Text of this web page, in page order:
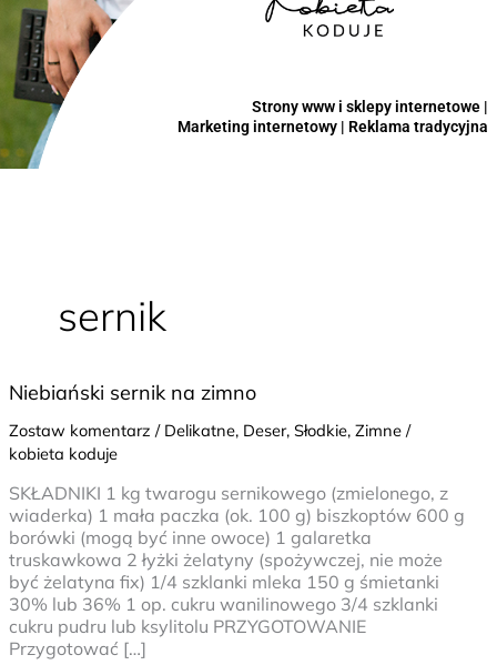
Strony www i sklepy internetowe |
Marketing internetowy | Reklama tradycyjna
sernik
Niebiański sernik na zimno
Zostaw komentarz / Delikatne, Deser, Słodkie, Zimne/
kobieta koduje
SKŁADNIKI 1 kg twarogu sernikowego (zmielonego, z
wiaderka) 1 mała paczka (ok. 100 g) biszkoptów 600 g
borówki (mogą być inne owoce) 1 galaretka
truskawkowa 2 łyżki żelatyny (spożywczej, nie może
być żelatyna fix) 1/4 szklanki mleka 150 g śmietanki
30% lub 36% 1 op. cukru wanilinowego 3/4 szklanki
cukru pudru lub ksylitolu PRZYGOTOWANIE
Przygotować […]
Niebiański
na
zimno